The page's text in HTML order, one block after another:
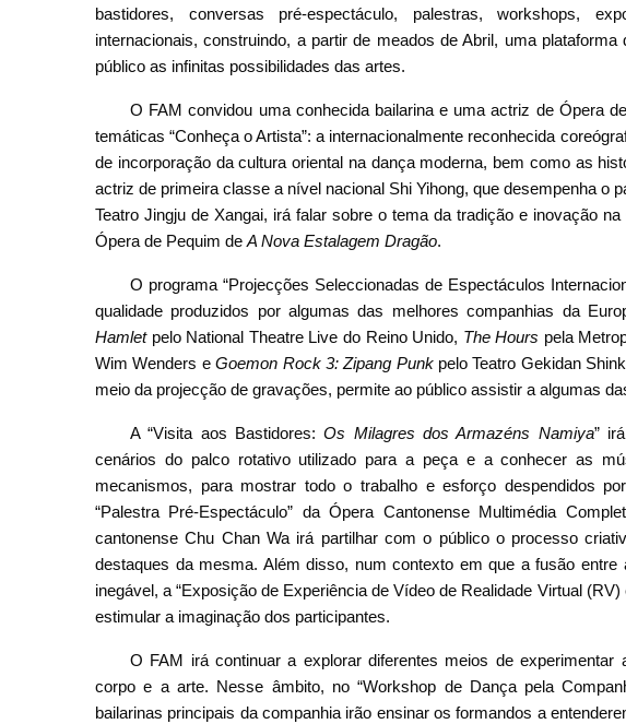
bastidores, conversas pré-espectáculo, palestras, workshops,
internacionais, construindo, a partir de meados de Abril, uma
público as infinitas possibilidades das artes.
O FAM convidou uma conhecida bailarina e uma actriz de Ópera
temáticas “Conheça o Artista”: a internacionalmente reconhecida
de incorporação da cultura oriental na dança moderna, bem como as
actriz de primeira classe a nível nacional Shi Yihong, que desempenha o
Teatro Jingju de Xangai, irá falar sobre o tema da tradição e inovação
Ópera de Pequim deA Nova Estalagem Dragão.
O programa “Projecções Seleccionadas de Espectáculos
qualidade produzidos por algumas das melhores companhias da
Hamletpelo National Theatre Live do Reino Unido, The Hours pela
Wim Wenders eGoemon Rock 3: Zipang Punkpelo Teatro Gekidan
meio da projecção de gravações, permite ao público assistir a algumas
A “Visita aos Bastidores:Os Milagres dos Armazéns Namiya”
cenários do palco rotativo utilizado para a peça e a conhecer as
mecanismos, para mostrar todo o trabalho e esforço despendidos
“Palestra Pré-Espectáculo” da Ópera Cantonense Multimédia
cantonense Chu Chan Wa irá partilhar com o público o processo
destaques da mesma. Além disso, num contexto em que a fusão
inegável, a “Exposição de Experiência de Vídeo de Realidade Virtual
estimular a imaginação dos participantes.
O FAM irá continuar a explorar diferentes meios de
corpo e a arte. Nesse âmbito, no “Workshop de Dança pela
bailarinas principais da companhia irão ensinar os formandos a